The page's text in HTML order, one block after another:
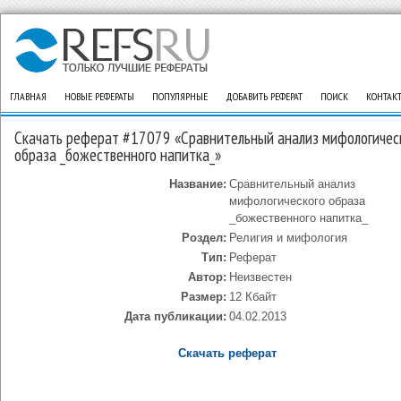
ГЛАВНАЯ НОВЫЕ РЕФЕРАТЫ ПОПУЛЯРНЫЕ ДОБАВИТЬ РЕФЕРАТ ПОИСК
Скачать реферат #17079 «Сравнительный анализ
образа _божественного напитка_»
Название: Сравнительный анализ
мифологического образа
_божественного напитка_
Роздел: Религия и мифология
Тип: Реферат
Автор: Неизвестен
Размер: 12 Кбайт
Дата публикации: 04.02.2013
Скачать реферат